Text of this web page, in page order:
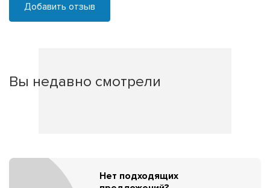
Добавить отзыв
Вы недавно смотрели
Нет подходящих